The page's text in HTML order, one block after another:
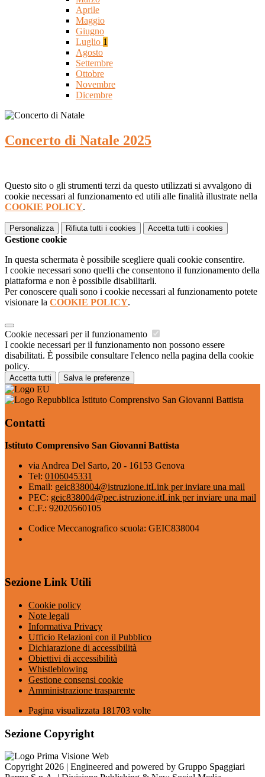
Aprile
Maggio
Giugno
Luglio 1
Agosto
Settembre
Ottobre
Novembre
Dicembre
Concerto di Natale 2025
Questo sito o gli strumenti terzi da questo utilizzati si avvalgono di
cookie necessari al funzionamento ed utili alle finalità illustrate nella
COOKIE POLICY.
Personalizza Rifiuta tutti i cookies Accetta tutti i cookies
Gestione cookie
In questa schermata è possibile scegliere quali cookie consentire.
I cookie necessari sono quelli che consentono il funzionamento della
piattaforma e non è possibile disabilitarli.
Per conoscere quali sono i cookie necessari al funzionamento potete
visionare la COOKIE POLICY.
Cookie necessari per il funzionamento
I cookie necessari per il funzionamento non possono essere
disabilitati. È possibile consultare l'elenco nella pagina della cookie
policy.
Accetta tutti Salva le preferenze
Istituto Comprensivo San Giovanni Battista
Contatti
Istituto Comprensivo San Giovanni Battista
via Andrea Del Sarto, 20 - 16153 Genova
Tel: 0106045331
Email: geic838004@istruzione.itLink per inviare una mail
PEC: geic838004@pec.istruzione.itLink per inviare una mail
C.F.: 92020560105
Codice Meccanografico scuola: GEIC838004
Sezione Link Utili
Cookie policy
Note legali
Informativa Privacy
Ufficio Relazioni con il Pubblico
Dichiarazione di accessibilità
Obiettivi di accessibilità
Whistleblowing
Gestione consensi cookie
Amministrazione trasparente
Pagina visualizzata 181703 volte
Sezione Copyright
Copyright 2026 | Engineered and powered by Gruppo Spaggiari